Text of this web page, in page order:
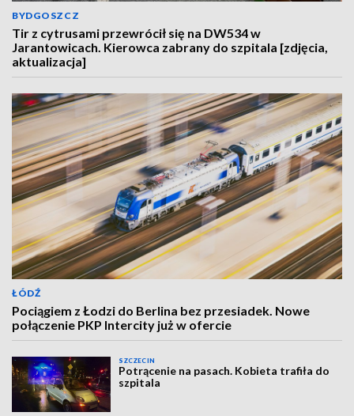
BYDGOSZCZ
Tir z cytrusami przewrócił się na DW534 w
Jarantowicach. Kierowca zabrany do szpitala [zdjęcia,
aktualizacja]
ŁÓDŹ
Pociągiem z Łodzi do Berlina bez przesiadek. Nowe
połączenie PKP Intercity już w ofercie
SZCZECIN
Potrącenie na pasach. Kobieta trafiła do
szpitala